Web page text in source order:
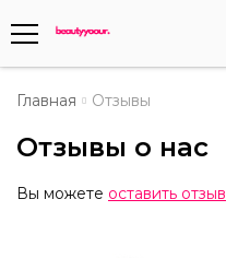
Телефоны
+375 (29) 8405655
Главная Отзывы
Отзывы о нас
Вы можете оставить отзыв